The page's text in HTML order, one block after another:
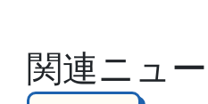
関連ニュ